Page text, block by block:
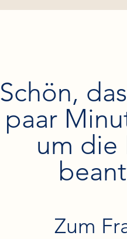
Schön,
paar
um die
Zum